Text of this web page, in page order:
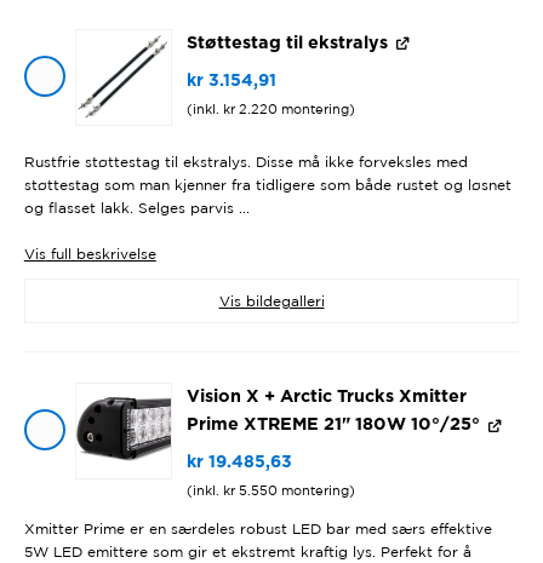
Støttestag til ekstralys
kr3.154,91
(inkl. kr2.220montering)
Rustfrie støttestag til ekstralys. Disse må ikke forveksles med
støttestag som man kjenner fra tidligere som både rustet og løsnet
og flasset lakk. Selges parvis ...
Visfull beskrivelse
Vis bildegalleri
Vision X + Arctic Trucks Xmitter
Prime XTREME 21" 180W 10°/25°
kr19.485,63
(inkl. kr5.550montering)
Xmitter Prime er en særdeles robust LED bar med særs effektive
5W LED emittere som gir et ekstremt kraftig lys. Perfekt for å